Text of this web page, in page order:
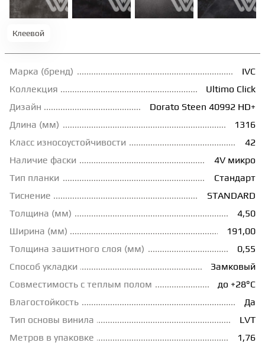
ПЛИНТУС
ГРУНТОВКИ
ТЕПЛЫЙ ПОЛ
ТЕРМОПАРКЕТ
ЭКОМАССИВ
ИСКУССТВЕННАЯ ТРАВА
Клеевой
Марка (бренд)
IVC
Коллекция
Ultimo Сlick
Дизайн
Dorato Steen 40992 HD+
Длина (мм)
1316
Класс износоустойчивости
42
Наличие фаски
4V микро
Тип планки
Стандарт
Тиснение
STANDARD
Толщина (мм)
4,50
Ширина (мм)
191,00
Толщина зашитного слоя (мм)
0,55
Способ укладки
Замковый
Совместимость с теплым полом
до +28°С
Влагостойкость
Да
Тип основы винила
LVT
Метров в упаковке
1,76